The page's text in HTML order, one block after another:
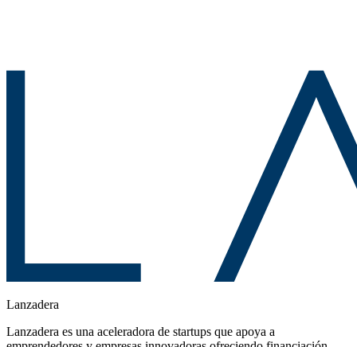
Lanzadera
Lanzadera es una aceleradora de startups que apoya a